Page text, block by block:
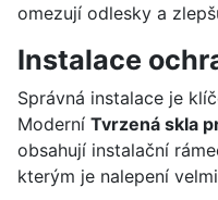
omezují odlesky a
Instalace
Správná instalace je
Moderní Tvrzená skla
obsahují instalační
kterým je nalepení